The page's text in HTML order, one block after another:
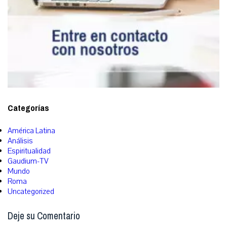
Categorías
América Latina
Análisis
Espiritualidad
Gaudium-TV
Mundo
Roma
Uncategorized
Deje su Comentario